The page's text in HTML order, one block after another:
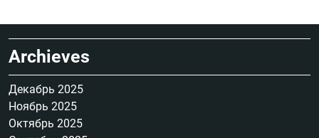
Archieves
Декабрь 2025
Ноябрь 2025
Октябрь 2025